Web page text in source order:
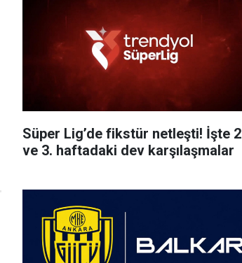
Süper Lig’de fikstür netleşti! İşte 2
ve 3. haftadaki dev karşılaşmalar